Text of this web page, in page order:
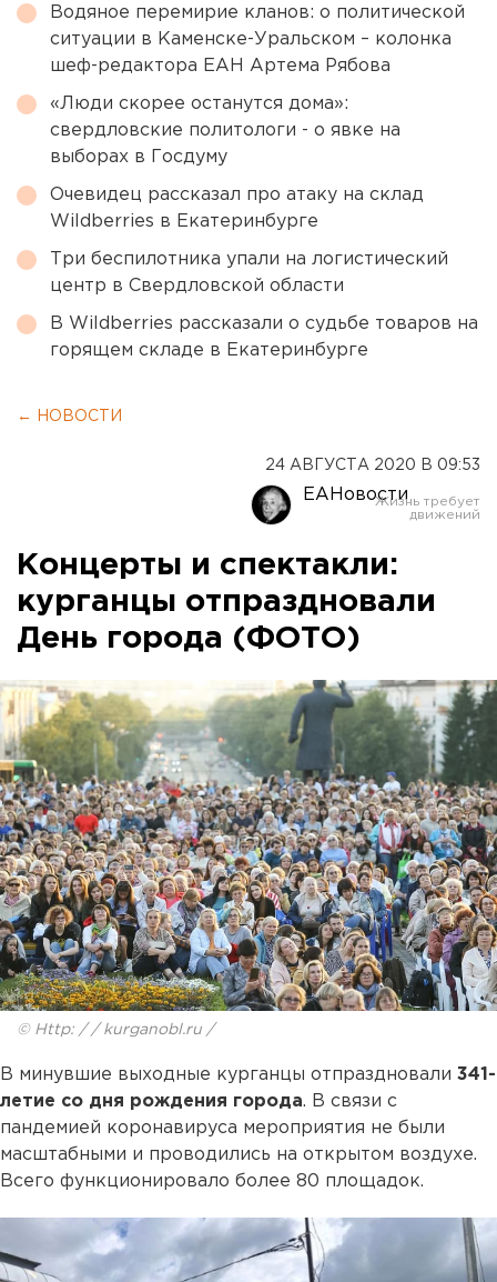
Водяное перемирие кланов: о политической
ситуации в Каменске-Уральском – колонка
шеф-редактора ЕАН Артема Рябова
«Люди скорее останутся дома»:
свердловские политологи - о явке на
выборах в Госдуму
Очевидец рассказал про атаку на склад
Wildberries в Екатеринбурге
Три беспилотника упали на логистический
центр в Свердловской области
В Wildberries рассказали о судьбе товаров на
горящем складе в Екатеринбурге
← НОВОСТИ
24 АВГУСТА 2020 В 09:53
ЕАНовости
Концерты и спектакли:
курганцы отпраздновали
День города (ФОТО)
© Http: / / kurganobl.ru /
В минувшие выходные курганцы отпраздновали 341-
летие со дня рождения города. В связи с
пандемией коронавируса мероприятия не были
масштабными и проводились на открытом воздухе.
Всего функционировало более 80 площадок.